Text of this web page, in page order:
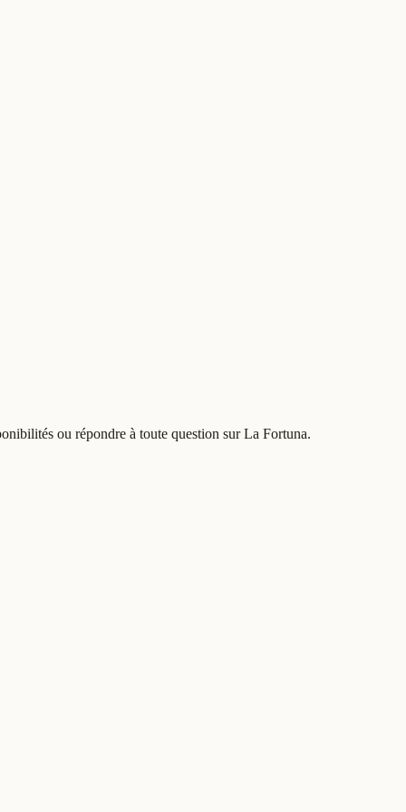
ou répondre à toute question sur La Fortuna.